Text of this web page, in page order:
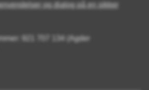
og dialog på en sikker
921 707 134 (Agder